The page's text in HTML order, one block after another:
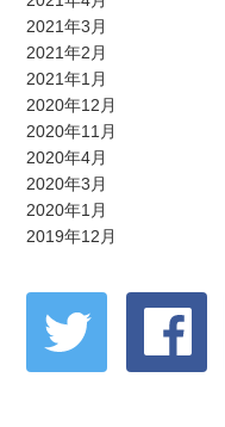
2021年3月
2021年2月
2021年1月
2020年12月
2020年11月
2020年4月
2020年3月
2020年1月
2019年12月